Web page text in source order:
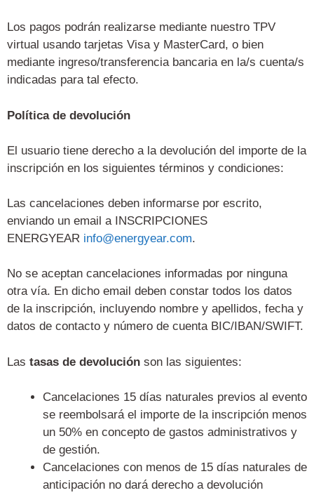
Los pagos podrán realizarse mediante nuestro TPV
virtual usando tarjetas Visa y MasterCard, o bien
mediante ingreso/transferencia bancaria en la/s cuenta/s
indicadas para tal efecto.
Política de devolución
El usuario tiene derecho a la devolución del importe de la
inscripción en los siguientes términos y condiciones:
Las cancelaciones deben informarse por escrito,
enviando un email a INSCRIPCIONES
ENERGYEAR info@energyear.com.
No se aceptan cancelaciones informadas por ninguna
otra vía. En dicho email deben constar todos los datos
de la inscripción, incluyendo nombre y apellidos, fecha y
datos de contacto y número de cuenta BIC/IBAN/SWIFT.
Las tasas de devolución son las siguientes:
Cancelaciones 15 días naturales previos al evento
se reembolsará el importe de la inscripción menos
un 50% en concepto de gastos administrativos y
de gestión.
Cancelaciones con menos de 15 días naturales de
anticipación no dará derecho a devolución